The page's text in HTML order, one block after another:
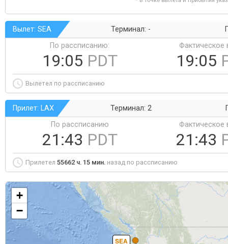
Вылет: SEA Терминал: -
По рассписанию:
19:05 PDT
Фактическое
19:05
Вылетел по рассписанию
Прилет: LAX Терминал: 2
По рассписанию
21:43 PDT
Фактическое
21:43
Прилетел 55662 ч. 15 мин. назад по рассписанию
SEA
+
−